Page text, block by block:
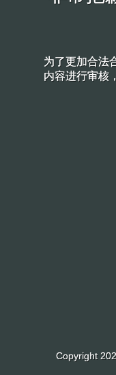
为了更加合法
内容进行审核
Copyright
为了更加合法
内容进行审核
Copyright